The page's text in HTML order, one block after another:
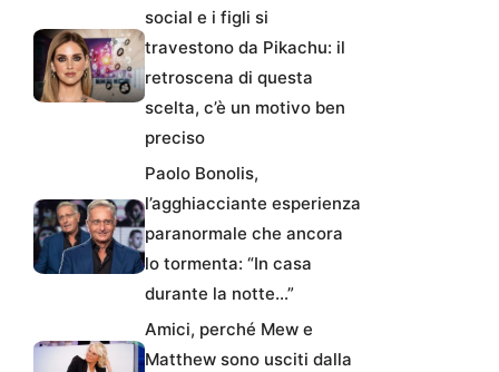
social e i figli si
travestono da Pikachu: il
retroscena di questa
scelta, c’è un motivo ben
preciso
Paolo Bonolis,
l’agghiacciante esperienza
paranormale che ancora
lo tormenta: “In casa
durante la notte…”
Amici, perché Mew e
Matthew sono usciti dalla